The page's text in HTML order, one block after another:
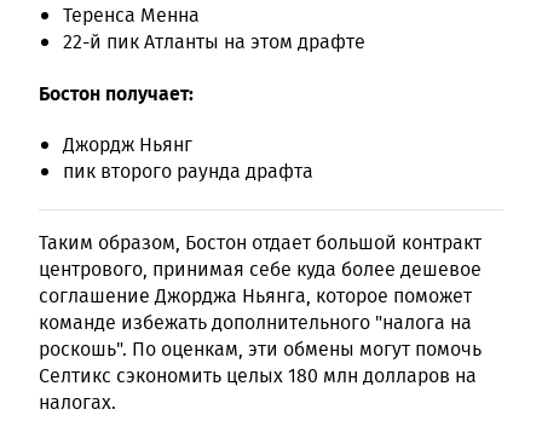
Теренса Менна
22-й пик Атланты на этом драфте
Бостон получает:
Джордж Ньянг
пик второго раунда драфта
Таким образом, Бостон отдает большой контракт
центрового, принимая себе куда более дешевое
соглашение Джорджа Ньянга, которое поможет
команде избежать дополнительного "налога на
роскошь". По оценкам, эти обмены могут помочь
Селтикс сэкономить целых 180 млн долларов на
налогах.